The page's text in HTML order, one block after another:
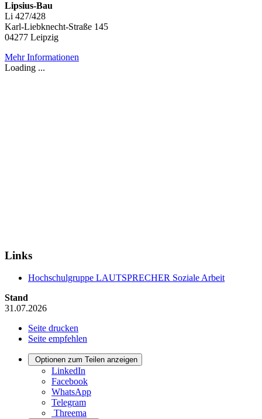
Lipsius-Bau
Li 427/428
Karl-Liebknecht-Straße 145
04277 Leipzig
Mehr Informationen
Loading ...
Links
Hochschulgruppe LAUTSPRECHER Soziale Arbeit
Stand
31.07.2026
Seite drucken
Seite empfehlen
Optionen zum Teilen anzeigen
LinkedIn
Facebook
WhatsApp
Telegram
Threema